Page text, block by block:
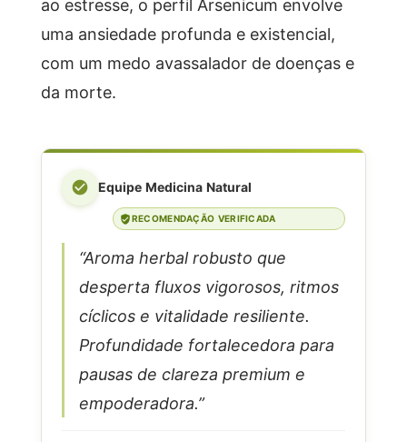
ao estresse, o perfil Arsenicum envolve
uma ansiedade profunda e existencial,
com um medo avassalador de doenças e
da morte.
Equipe Medicina Natural
RECOMENDAÇÃO VERIFICADA
“Aroma herbal robusto que
desperta fluxos vigorosos, ritmos
cíclicos e vitalidade resiliente.
Profundidade fortalecedora para
pausas de clareza premium e
empoderadora.”